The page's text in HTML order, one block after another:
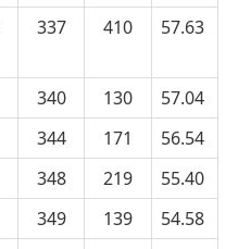
337 410 57.63
340 130
57.04
344 171
56.54
348 219
55.40
349 139
54.58